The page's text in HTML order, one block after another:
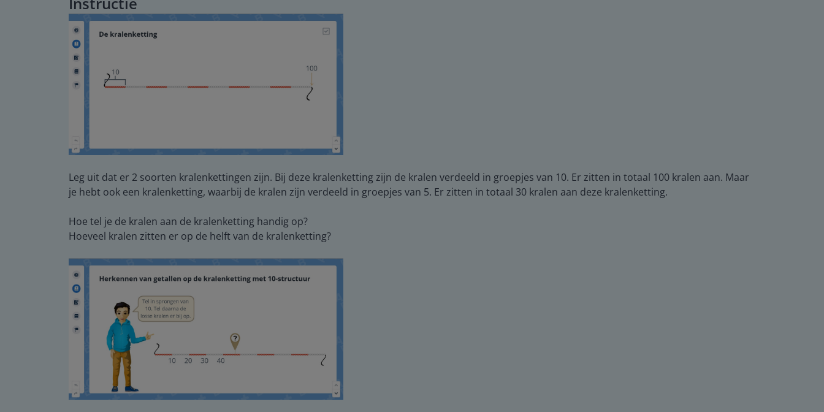
Leg uit dat er 2 soorten kralenkettingen zijn. Bij deze kralenketting zijn de kralen verdeeld in groepjes van 10. Er zitten in totaal 100 kralen aan. Maar
je hebt ook een kralenketting, waarbij de kralen zijn verdeeld in groepjes van 5. Er zitten in totaal 30 kralen aan deze kralenketting.
Hoe tel je de kralen aan de kralenketting handig op?
Hoeveel kralen zitten er op de helft van de kralenketting?